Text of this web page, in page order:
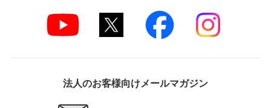
法人のお客様向けメールマガジン